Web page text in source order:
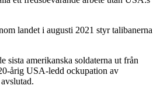
landet i augusti 2021 styr talibanerna
sista amerikanska soldaterna ut från
årig USA-ledd ockupation av